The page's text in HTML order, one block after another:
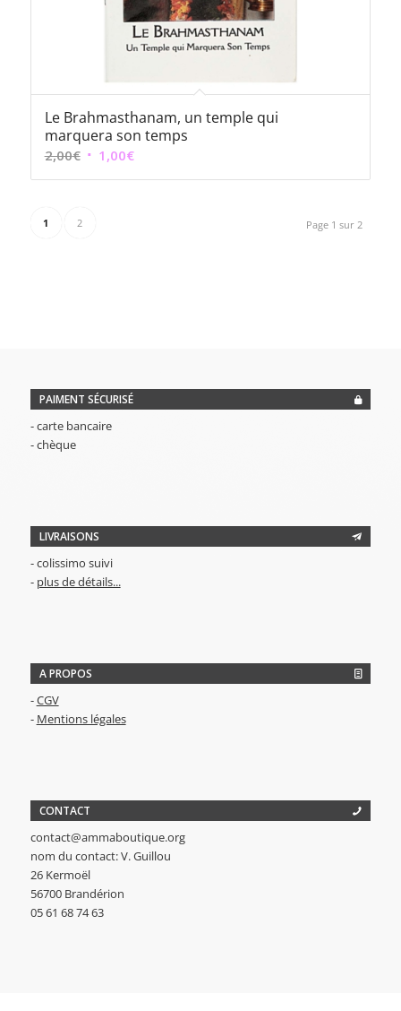
Le Brahmasthanam, un temple qui
marquera son temps
2,00€ Le
prix
1,00€Le
prix
Page 1 sur 2
1 2
PAIMENT SÉCURISÉ
- carte bancaire
- chèque
LIVRAISONS
- colissimo suivi
- plus de détails...
A PROPOS
-CGV
- Mentions légales
CONTACT
contact@ammaboutique.org
nom du contact: V. Guillou
26 Kermoël
56700 Brandérion
05 61 68 74 63